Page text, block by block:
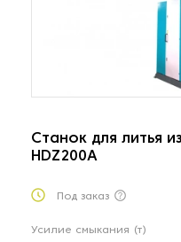
Станок для литья
HDZ200A
Под заказ
Усилие смыкания (т)